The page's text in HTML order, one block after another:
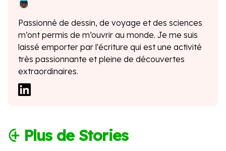
Passionné de dessin, de voyage et des sciences
m’ont permis de m’ouvrir au monde. Je me suis
laissé emporter par l'écriture qui est une activité
très passionnante et pleine de découvertes
extraordinaires.
⨭ Plus de Stories